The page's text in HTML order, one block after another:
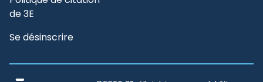
de 3E
Se désinscrire